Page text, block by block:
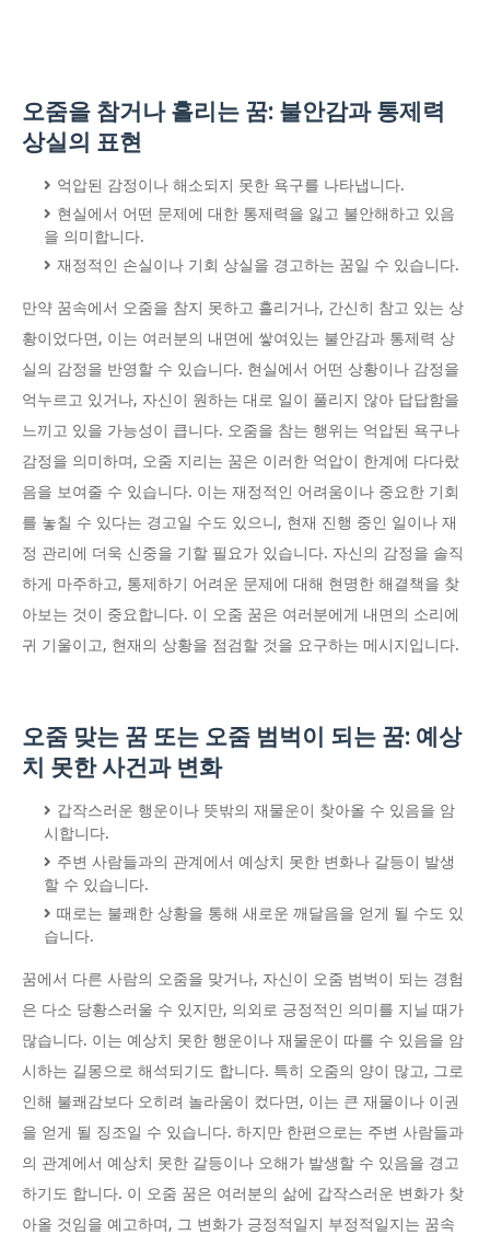
오줌을 참거나 흘리는 꿈: 불안감과 통제력
상실의 표현
억압된 감정이나 해소되지 못한 욕구를 나타냅니다.
현실에서 어떤 문제에 대한 통제력을 잃고 불안해하고 있음
을 의미합니다.
재정적인 손실이나 기회 상실을 경고하는 꿈일 수 있습니다.
만약 꿈속에서 오줌을 참지 못하고 흘리거나, 간신히 참고 있는 상
황이었다면, 이는 여러분의 내면에 쌓여있는 불안감과 통제력 상
실의 감정을 반영할 수 있습니다. 현실에서 어떤 상황이나 감정을
억누르고 있거나, 자신이 원하는 대로 일이 풀리지 않아 답답함을
느끼고 있을 가능성이 큽니다. 오줌을 참는 행위는 억압된 욕구나
감정을 의미하며, 오줌 지리는 꿈은 이러한 억압이 한계에 다다랐
음을 보여줄 수 있습니다. 이는 재정적인 어려움이나 중요한 기회
를 놓칠 수 있다는 경고일 수도 있으니, 현재 진행 중인 일이나 재
정 관리에 더욱 신중을 기할 필요가 있습니다. 자신의 감정을 솔직
하게 마주하고, 통제하기 어려운 문제에 대해 현명한 해결책을 찾
아보는 것이 중요합니다. 이 오줌 꿈은 여러분에게 내면의 소리에
귀 기울이고, 현재의 상황을 점검할 것을 요구하는 메시지입니다.
오줌 맞는 꿈 또는 오줌 범벅이 되는 꿈: 예상
치 못한 사건과 변화
갑작스러운 행운이나 뜻밖의 재물운이 찾아올 수 있음을 암
시합니다.
주변 사람들과의 관계에서 예상치 못한 변화나 갈등이 발생
할 수 있습니다.
때로는 불쾌한 상황을 통해 새로운 깨달음을 얻게 될 수도 있
습니다.
꿈에서 다른 사람의 오줌을 맞거나, 자신이 오줌 범벅이 되는 경험
은 다소 당황스러울 수 있지만, 의외로 긍정적인 의미를 지닐 때가
많습니다. 이는 예상치 못한 행운이나 재물운이 따를 수 있음을 암
시하는 길몽으로 해석되기도 합니다. 특히 오줌의 양이 많고, 그로
인해 불쾌감보다 오히려 놀라움이 컸다면, 이는 큰 재물이나 이권
을 얻게 될 징조일 수 있습니다. 하지만 한편으로는 주변 사람들과
의 관계에서 예상치 못한 갈등이나 오해가 발생할 수 있음을 경고
하기도 합니다. 이 오줌 꿈은 여러분의 삶에 갑작스러운 변화가 찾
아올 것임을 예고하며, 그 변화가 긍정적일지 부정적일지는 꿈속